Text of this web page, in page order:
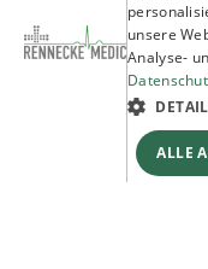
unsere
Analyse-
ALLE